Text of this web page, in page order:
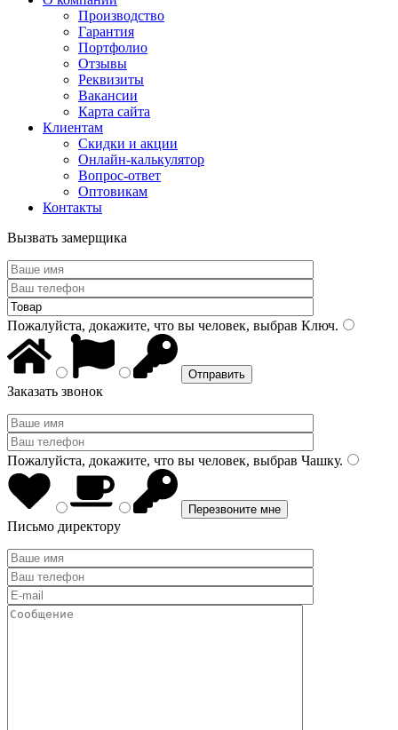
Производство
Гарантия
Портфолио
Отзывы
Реквизиты
Вакансии
Карта сайта
Клиентам
Скидки и акции
Онлайн-калькулятор
Вопрос-ответ
Оптовикам
Контакты
Вызвать замерщика
Пожалуйста, докажите, что вы человек, выбрав Ключ.
Заказать звонок
Пожалуйста, докажите, что вы человек, выбрав Чашку.
Письмо директору